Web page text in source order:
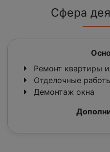
Сфера
Ремонт квартиры
Отделочные
Демонтаж окна